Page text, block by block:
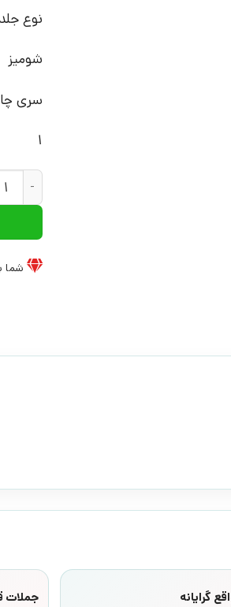
نوع
شومیز
سری
1
کتاب
شما
گرایانه جملات